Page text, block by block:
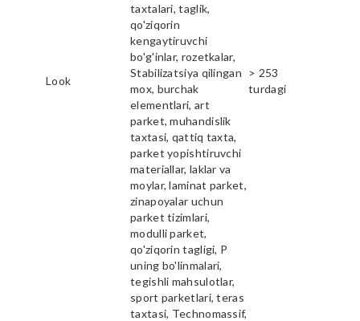
Look
taxtalari, taglik,
qo'ziqorin
kengaytiruvchi
bo'g'inlar, rozetkalar,
Stabilizatsiya qilingan
mox, burchak
elementlari, art
parket, muhandislik
taxtasi, qattiq taxta,
parket yopishtiruvchi
materiallar, laklar va
moylar, laminat parket,
zinapoyalar uchun
parket tizimlari,
modulli parket,
qo'ziqorin tagligi, P
uning bo'linmalari,
tegishli mahsulotlar,
sport parketlari, teras
taxtasi, Technomassif,
> 253
turdagi